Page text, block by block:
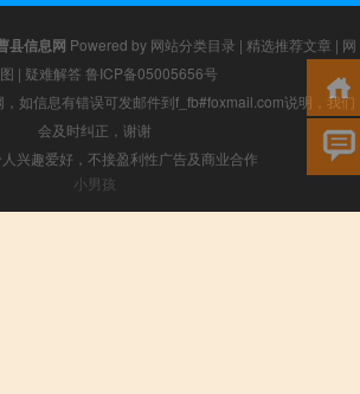
县信息网 Powered by 网站分类目录 | 精选推荐文章 | 网
| 疑难解答 鲁ICP备05005656号
如信息有错误可发邮件到f_fb#foxmail.com说明，我们
会及时纠正，谢谢
兴趣爱好，不接盈利性广告及商业合作
小男孩